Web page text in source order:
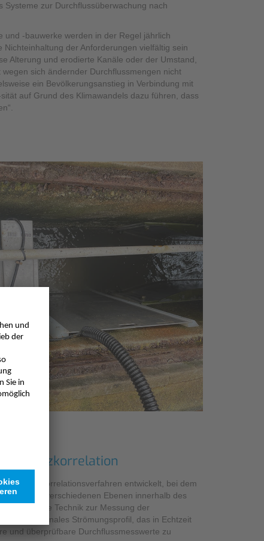
Systeme zur Durchflussüberwachung nach
und -bauwerke werden in der Regel jährlich
der Anforderungen vielfältig sein
Alterung und erodierte Kanäle oder der Umstand,
sich ändernder Durchflussmengen nicht
ein Bevölkerungsanstieg in Verbindung mit
auf Grund des Klimawandels dazu führen, dass
Kreuzkorrelation
Kreuzkorrelationsverfahren entwickelt, bei dem
auf verschiedenen Ebenen innerhalb des
Diese Technik zur Messung der
Strömungsprofil, das in Echtzeit
und überprüfbare Durchflussmesswerte zu